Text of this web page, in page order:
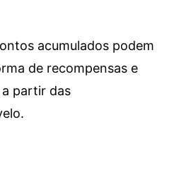
acumulados podem
de recompensas e
partir das